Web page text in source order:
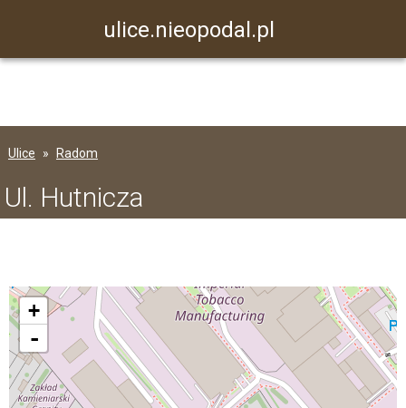
ulice.nieopodal.pl
Ulice Radom
Ul. Hutnicza
+
-